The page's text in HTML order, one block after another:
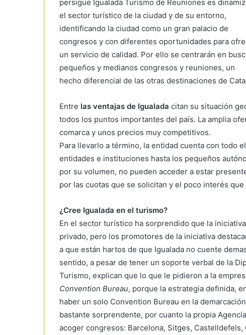
persigue Igualada Turismo de Reuniones es
el sector turístico de la ciudad y de su entorno,
identificando la ciudad como un gran palacio de
congresos y con diferentes oportunidades para
un servicio de calidad. Por ello se centrarán en
pequeños y medianos congresos y reuniones, un
hecho diferencial de las otras destinaciones de
Entre las ventajas de Igualada citan su situación
todos los puntos importantes del país. La amplia
comarca y unos precios muy competitivos.
Para llevarlo a término, la entidad cuenta con todo
entidades e instituciones hasta los pequeños
por su volumen, no pueden acceder a estar
por las cuotas que se solicitan y el poco interés
¿Cree Igualada en el turismo?
En el sector turístico ha sorprendido que la
privado, pero los promotores de la iniciativa
a que están hartos de que Igualada no cuente
sentido, a pesar de tener un soporte verbal de la
Turismo, explican que lo que le pidieron a la
Convention Bureau, porque la estrategia definida,
haber un solo Convention Bureau en la
bastante sorprendente, por cuanto la propia
acoger congresos: Barcelona, Sitges, Castelldefels,